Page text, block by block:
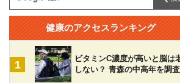
健康のアクセスランキング
1
ビタミンC濃度が高いと脳は
しない？ 青森の中高年を調査